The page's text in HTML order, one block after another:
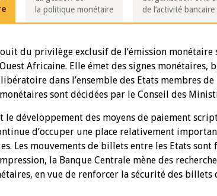
la politique monétaire
de l’activité bancaire
du privilège exclusif de l’émission monétaire
Africaine. Elle émet des signes
dans l’ensemble des Etats membres de
sont décidées par le Conseil des
le développement des moyens de paiement
d’occuper une place relativement
Les mouvements de billets entre les Etats sont
la Banque Centrale mène des
en vue de renforcer la sécurité des billets